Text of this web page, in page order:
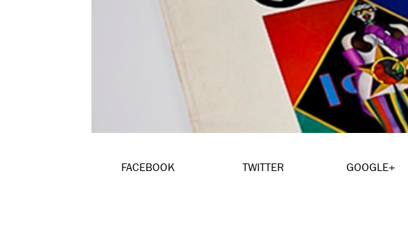
FACEBOOK TWITTER GOOGLE+